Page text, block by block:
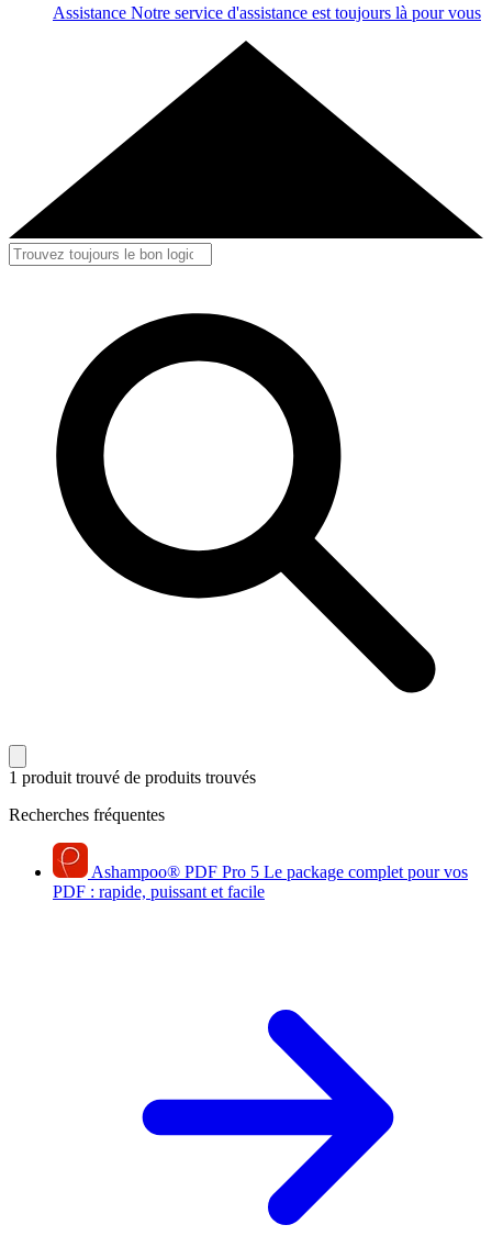
Assistance Notre service d'assistance est toujours là pour vous
1 produit trouvé de produits trouvés
Recherches fréquentes
Ashampoo® PDF Pro 5 Le package complet pour vos
PDF : rapide, puissant et facile